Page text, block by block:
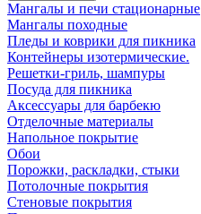
Мангалы и печи стационарные
Мангалы походные
Пледы и коврики для пикника
Контейнеры изотермические.
Решетки-гриль, шампуры
Посуда для пикника
Аксессуары для барбекю
Отделочные материалы
Напольное покрытие
Обои
Порожки, раскладки, стыки
Потолочные покрытия
Стеновые покрытия